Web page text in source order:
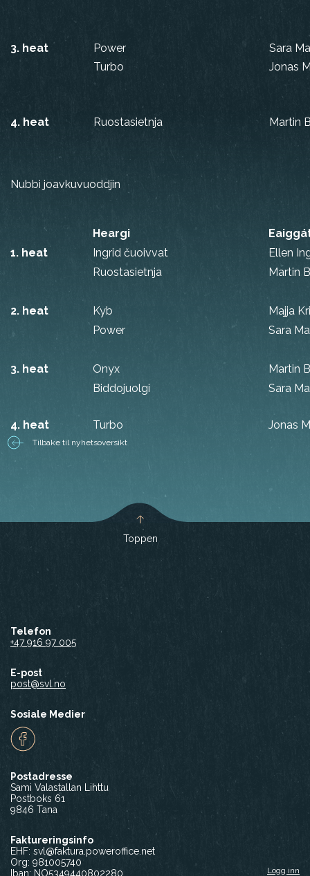
3. heat Power
Sara
Turbo
Jonas
4. heat Ruostasietnja Martin
Nubbi joavkuvuoddjin
Heargi
1. heat
Ingrid čuoivvat
Ellen
Ruostasietnja
Martin
2. heat Kyb
Majja
Power
Sara
3. heat Onyx
Martin
Biddojuolgi
Sara
4. heat Turbo Jonas
Tilbake til nyhetsoversikt
Toppen
Telefon
+47 916 97 005
E-post
post@svl.no
Sosiale Medier
Facebook
Postadresse
Sami Valastallan Lihttu
Postboks 61
9846 Tana
Faktureringsinfo
EHF: svl@faktura.poweroffice.net
Org: 981005740
Iban: NO5349440802280
Logg inn